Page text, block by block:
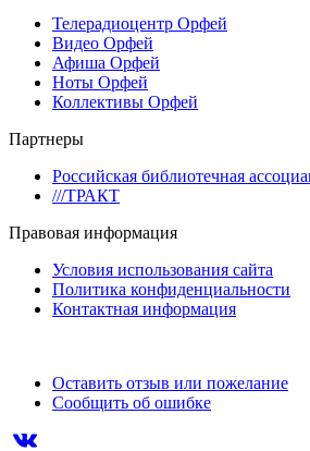
Телерадиоцентр Орфей
Видео Орфей
Афиша Орфей
Ноты Орфей
Коллективы Орфей
Партнеры
Российская библиотечная
///ТРАКТ
Правовая информация
Условия использования сайта
Политика конфиденциальности
Контактная информация
Оставить отзыв или пожелание
Сообщить об ошибке